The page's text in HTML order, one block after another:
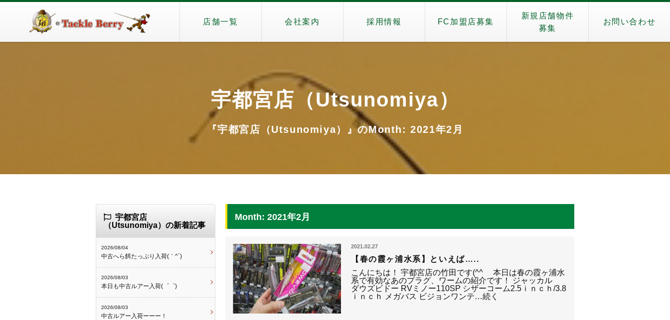
店舗一覧 会社案内 採用情報 FC加盟店募集
新規店舗物件
募集
お問い合わせ
宇都宮店（Utsunomiya）
『宇都宮店（Utsunomiya）』のMonth: 2021年2月
Month: 2021年2月
2021.02.27
【春の霞ヶ浦水系】といえば…..
こんにちは！ 宇都宮店の竹田です(^^ゞ 本日は春の霞ヶ浦水
系で有効なあのプラグ、ワームの紹介です！ ジャッカル
ダウズビドー RVミノー110SP シザーコーム2.5ｉｎｃｈ/3.8
ｉｎｃｈ メガバス ビジョンワンテ…続く
宇都宮店
（Utsunomiya）の新着記事
2026/08/04
中古へら餌たっぷり入荷(｀^´)
2026/08/03
本日も中古ルアー入荷(゜゜)
2026/08/03
中古ルアー入荷ーーー！